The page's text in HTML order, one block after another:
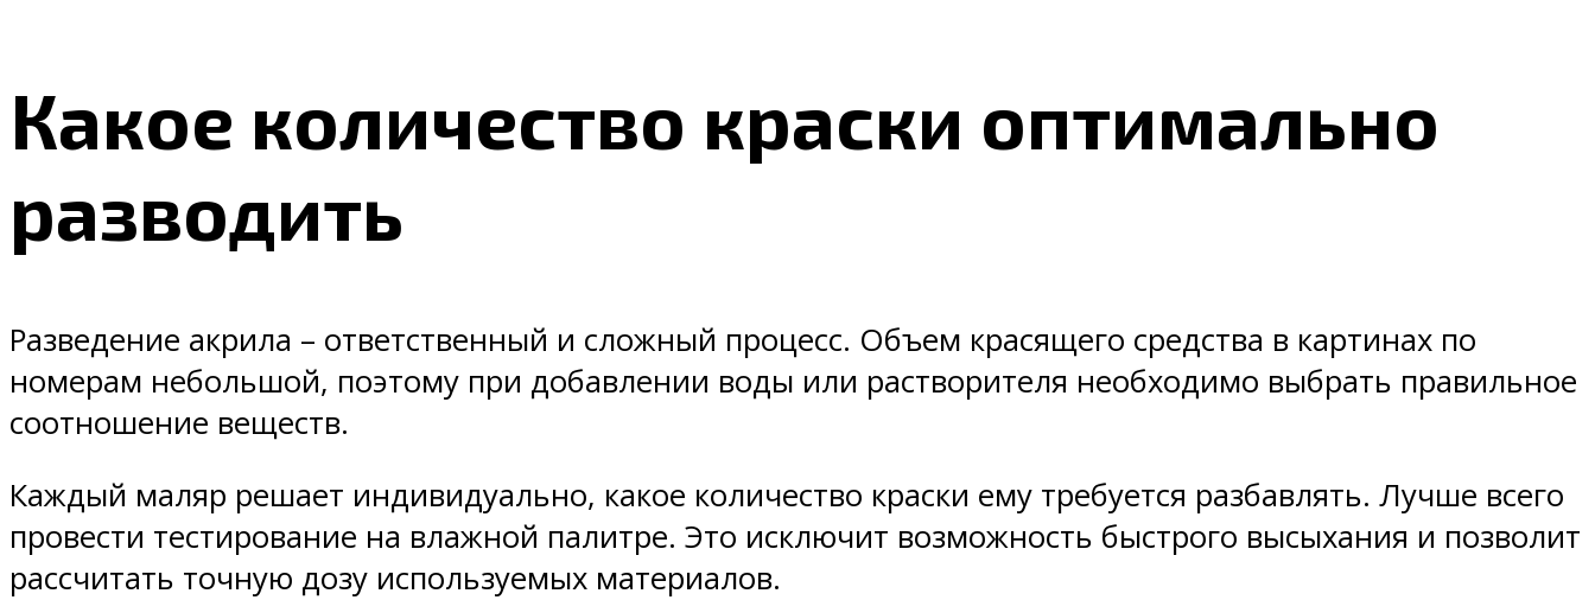
Какое количество краски оптимально
разводить
Разведение акрила – ответственный и сложный процесс. Объем красящего средства в картинах по
номерам небольшой, поэтому при добавлении воды или растворителя необходимо выбрать правильное
соотношение веществ.
Каждый маляр решает индивидуально, какое количество краски ему требуется разбавлять. Лучше всего
провести тестирование на влажной палитре. Это исключит возможность быстрого высыхания и позволит
рассчитать точную дозу используемых материалов.